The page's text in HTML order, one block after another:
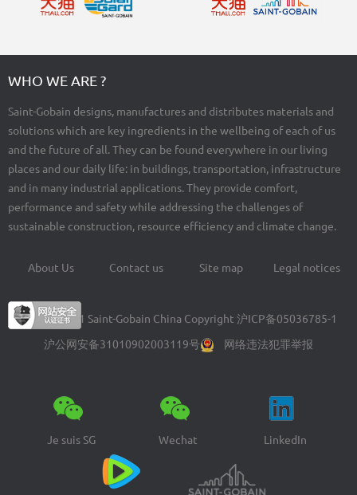
WHO WE ARE ?
Saint-Gobain designs, manufactures and distributes materials and
solutions which are key ingredients in the wellbeing of each of us
and the future of all. They can be found everywhere in our living
places and our daily life: in buildings, transportation, infrastructure
and in many industrial applications. They provide comfort,
performance and safety while addressing the challenges of
sustainable construction, resource efficiency and climate change.
Footer
menu
About Us Contact us Site map Legal notices
© 2004-2021 Saint-Gobain China Copyright 沪ICP备05036785-1
沪公网安备31010902003119号
网络违法犯罪举报
Je suis SG Wechat LinkedIn